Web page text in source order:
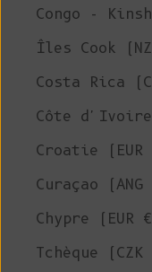
Congo -
Îles Cook
Costa Rica
Côte d'Ivoire
Croatie (EUR
Curaçao (ANG
Chypre (EUR
Tchèque (CZK